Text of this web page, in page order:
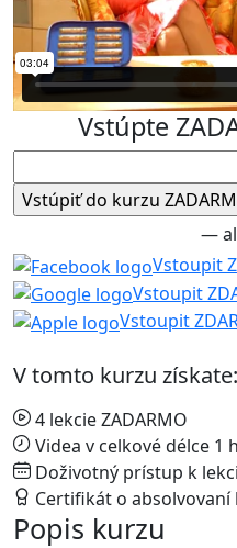
Vstúpte
—
Vstoupit
Vstoupit
Vstoupit
V tomto kurzu získate:
4 lekcie ZADARMO
Videa v celkové délce 1
Doživotný prístup k
Certifikát o absolvovaní
Popis kurzu